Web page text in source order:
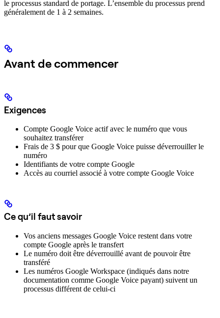
le processus standard de portage. L’ensemble du processus prend
généralement de 1 à 2 semaines.
Avant de commencer
Exigences
Compte Google Voice actif avec le numéro que vous
souhaitez transférer
Frais de 3 $ pour que Google Voice puisse déverrouiller le
numéro
Identifiants de votre compte Google
Accès au courriel associé à votre compte Google Voice
Ce qu’il faut savoir
Vos anciens messages Google Voice restent dans votre
compte Google après le transfert
Le numéro doit être déverrouillé avant de pouvoir être
transféré
Les numéros Google Workspace (indiqués dans notre
documentation comme Google Voice payant) suivent un
processus différent de celui-ci